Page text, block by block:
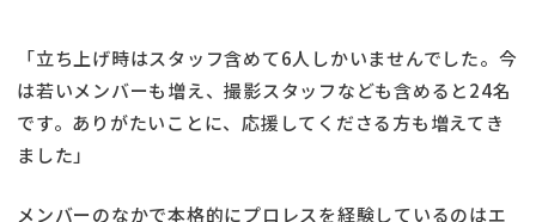
「立ち上げ時はスタッフ含めて6人しかいませんでした。今
は若いメンバーも増え、撮影スタッフなども含めると24名
です。ありがたいことに、応援してくださる方も増えてき
ました」
メンバーのなかで本格的にプロレスを経験しているのはエ